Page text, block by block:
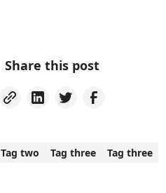
Share this post
Tag two Tag three Tag three